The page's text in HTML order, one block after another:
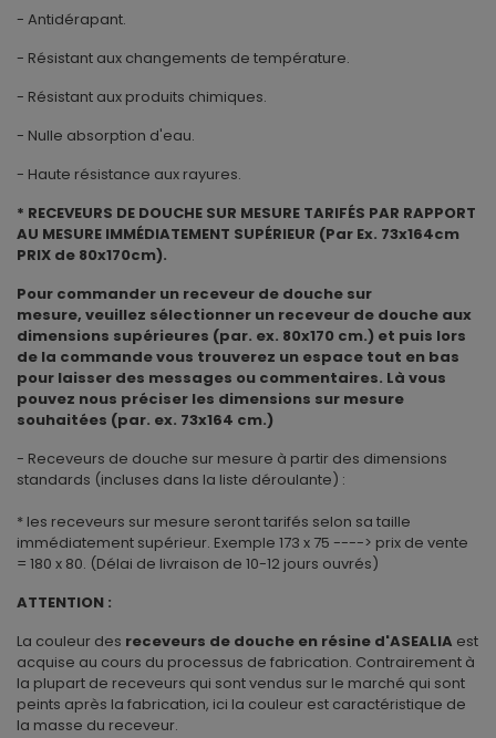
- Antidérapant.
- Résistant aux changements de température.
- Résistant aux produits chimiques.
- Nulle absorption d'eau.
- Haute résistance aux rayures.
* RECEVEURS DE DOUCHE SUR MESURE TARIFÉS PAR RAPPORT
AU MESURE IMMÉDIATEMENT SUPÉRIEUR (Par Ex. 73x164cm
PRIX de 80x170cm).
Pour commander un receveur de douche sur
mesure, veuillez sélectionner un receveur de douche aux
dimensions supérieures (par. ex. 80x170 cm.) et puis lors
de la commande vous trouverez un espace tout en bas
pour laisser des messages ou commentaires. Là vous
pouvez nous préciser les dimensions sur mesure
souhaitées (par. ex. 73x164 cm.)
- Receveurs de douche sur mesure à partir des dimensions
standards (incluses dans la liste déroulante) :
* les receveurs sur mesure seront tarifés selon sa taille
immédiatement supérieur. Exemple 173 x 75 ----> prix de vente
= 180 x 80. (Délai de livraison de 10-12 jours ouvrés)
ATTENTION :
La couleur des receveurs de douche en résine d'ASEALIA est
acquise au cours du processus de fabrication. Contrairement à
la plupart de receveurs qui sont vendus sur le marché qui sont
peints après la fabrication, ici la couleur est caractéristique de
la masse du receveur.